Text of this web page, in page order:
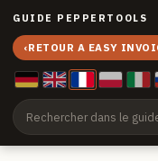
GUIDE PEPPERTOOLS
‹RETOUR A EASY